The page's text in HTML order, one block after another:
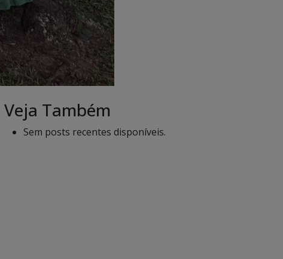
Veja Também
Sem posts recentes disponíveis.